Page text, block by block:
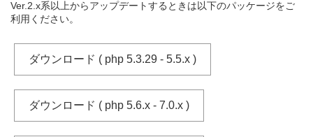
Ver.2.x系以上からアップデートするときは以下のパッケージをご
利用ください。
ダウンロード ( php 5.3.29 - 5.5.x )
ダウンロード ( php 5.6.x - 7.0.x )